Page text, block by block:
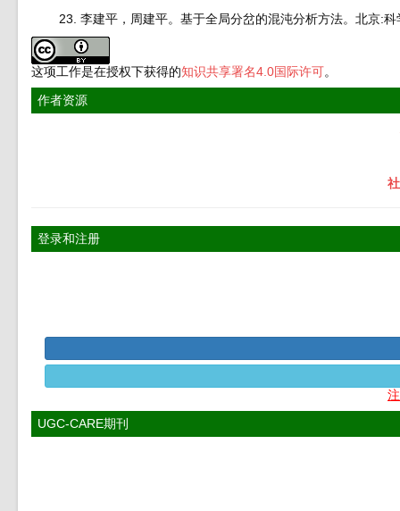
李建平，周建平。基于全局分岔的混沌分析方法。北京:
这项工作是在授权下获得的知识共享署名4.0国际许可。
作者资源
登录和注册
UGC-CARE期刊